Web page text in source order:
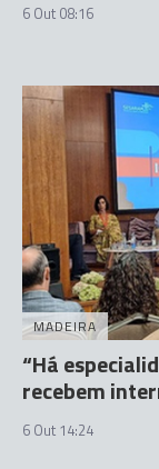
6 Out 08:16
MADEIRA
“Há
recebem
6 Out 14:24